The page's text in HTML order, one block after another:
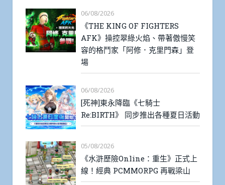
06/08/2026
《THE KING OF FIGHTERS
AFK》操控翠綠火焰、帶著傲慢笑
容的格鬥家「阿修．克里門森」登
場
06/08/2026
[死神]東永降臨《七騎士
Re:BIRTH》 同步推出各種夏日活動
05/08/2026
《水滸歷險Online：重生》正式上
線！經典 PCMMORPG 再戰梁山